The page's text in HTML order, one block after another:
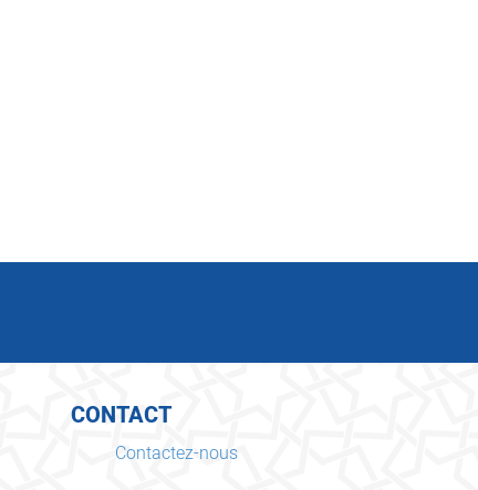
CONTACT
Contactez-nous